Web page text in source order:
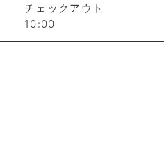
チェックアウト
10:00